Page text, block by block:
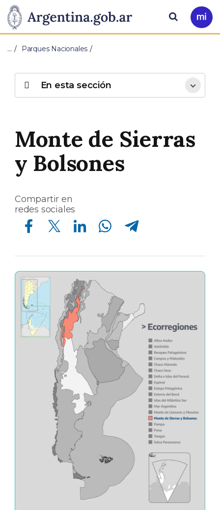
Presidencia
de
Nación
Pasar al contenido principal
Ir
a
Buscar
… Parques Nacionales
Monte de Sierras
y Bolsones
Compartir en
redes sociales
Compartir en Facebook Compartir en Twitter Compartir en Linkedin Compartir en Whatsapp Compartir en Telegram
En esta sección